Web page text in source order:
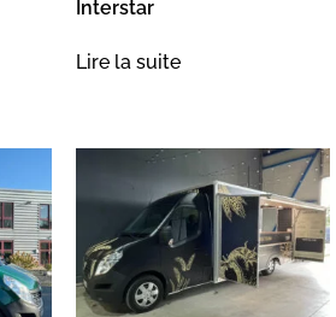
Interstar
Lire la suite